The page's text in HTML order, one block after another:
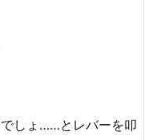
しょ……とレバーを叩